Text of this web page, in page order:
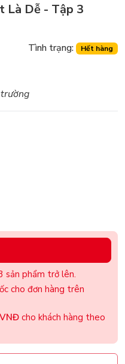
Là Dễ - Tập 3
Tình trạng: Hết hàng
sản phẩm trở lên.
cho đơn hàng trên
cho khách hàng theo